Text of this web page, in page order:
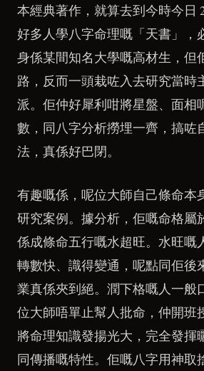
本經典著作，就算去到今時今日
好多人學八字命理嘅「天書」，
身係某間知名大學嘅高材生，但
路，反而一頭栽咗入去研究當時
派。佢仲好犀利咁將星盤、面相
數，同八字分析撈埋一齊，搞咗
法，真係好巴閉。
有趣嘅係，呢位大師自己條命本
研究案例。據分析，佢嘅命格屬
係成條命五行嘅水超旺。水旺嘅
轉數快、識得變通，呢點同佢後
業真係夾到絕。潤下格嘅人一般
位大師唔單止幫人批命，仲開班
將命理知識發揚光大，完全發揮
同傳播嘅特性。佢嘅八字用神取